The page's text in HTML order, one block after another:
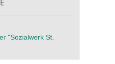
"Sozialwerk St.